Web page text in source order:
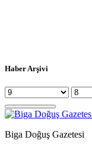
Haber Arşivi
Biga Doğuş Gazetesi